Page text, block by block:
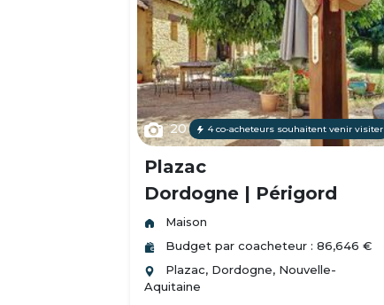
20 4 co-acheteurs souhaitent venir visiter
Plazac
Dordogne | Périgord
Maison
Budget par coacheteur : 86,646 €
Plazac, Dordogne, Nouvelle-
Aquitaine